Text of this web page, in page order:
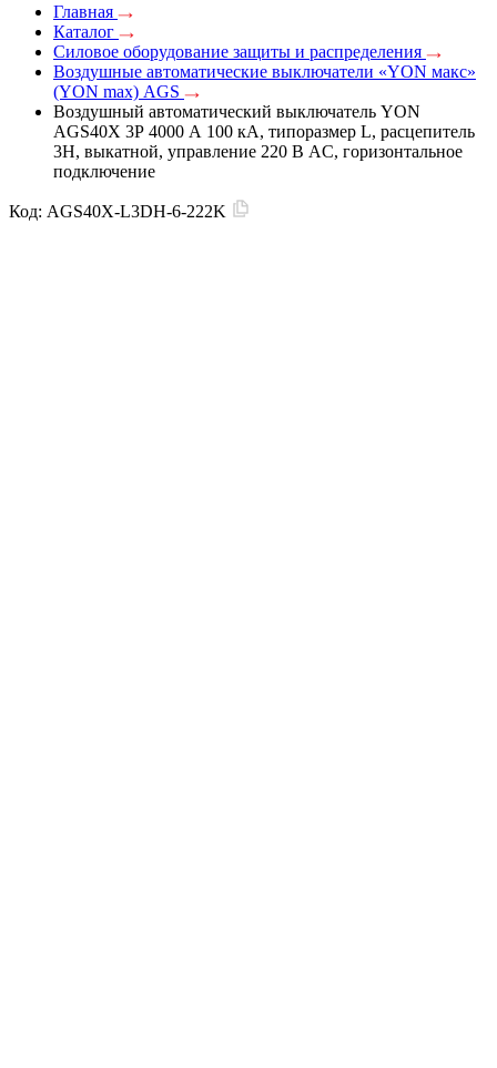
Главная
Каталог
Силовое оборудование защиты и распределения
Воздушные автоматические выключатели «YON макс»
(YON max) AGS
Воздушный автоматический выключатель YON
AGS40X 3Р 4000 А 100 кА, типоразмер L, расцепитель
3H, выкатной, управление 220 В AC, горизонтальное
подключение
Код: AGS40X-L3DH-6-222K